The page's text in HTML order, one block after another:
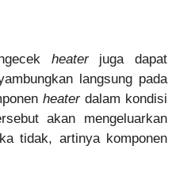
heaterjuga dapat
langsung pada
heaterdalam kondisi
akan mengeluarkan
tidak, artinya komponen